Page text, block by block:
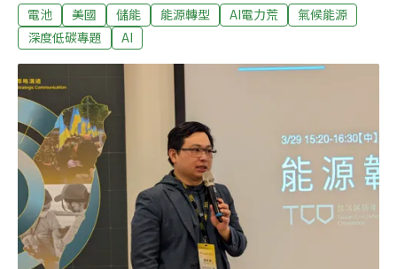
池一般來說，氧化生鏽不算優點，鐵空氣電池卻能利用這
個電化學反應來發電。電力過剩時，對電池充電，讓鐵鏽
氣中的氧產生作用，生鏽的同時會釋放出電子，產生電
力。研發鐵空氣電池多年的新創公司Form Energy解釋，
每個電池單元（cell）由鐵粒、電極、電解液組成。將電
池單元堆疊組合，就能成為電池模組（module），可依需
要擴大規模。如今已能以高效率的方式儲存電能，可長達
100小時。
電池 美國 儲能 能源轉型 AI電力荒
氣候能源
深度低碳專題
AI